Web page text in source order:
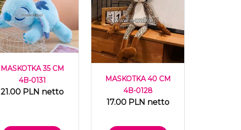
MASKOTKA 35 CM
4B-0131
21.00 PLN netto
MASKOTKA 40 CM
4B-0128
17.00 PLN netto